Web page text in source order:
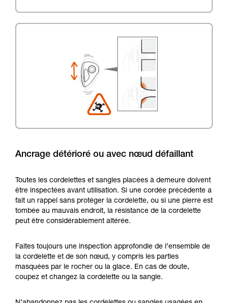
Ancrage détérioré ou avec nœud défaillant
Toutes les cordelettes et sangles placées à demeure doivent
être inspectées avant utilisation. Si une cordée précédente a
fait un rappel sans protéger la cordelette, ou si une pierre est
tombée au mauvais endroit, la résistance de la cordelette
peut être considérablement altérée.
Faites toujours une inspection approfondie de l’ensemble de
la cordelette et de son nœud, y compris les parties
masquées par le rocher ou la glace. En cas de doute,
coupez et changez la cordelette ou la sangle.